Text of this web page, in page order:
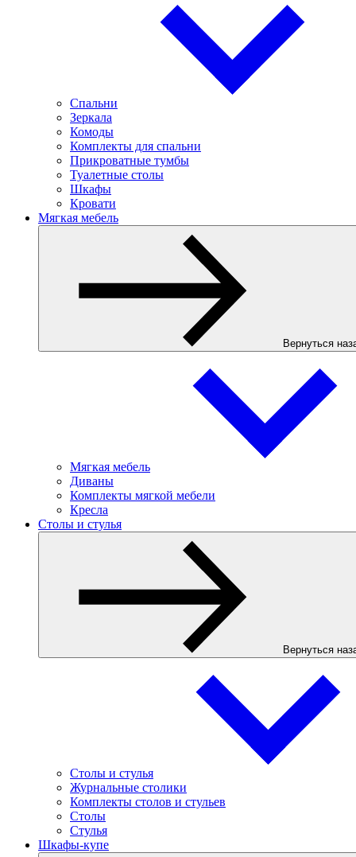
Спальни
Зеркала
Комоды
Комплекты для спальни
Прикроватные тумбы
Туалетные столы
Шкафы
Кровати
Мягкая мебель
Вернуться
Мягкая мебель
Диваны
Комплекты мягкой мебели
Кресла
Столы и стулья
Вернуться
Столы и стулья
Журнальные столики
Комплекты столов и стульев
Столы
Стулья
Шкафы-купе